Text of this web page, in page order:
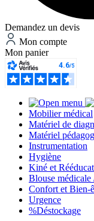
Demandez un devis
Mon compte
Mon panier
Mobilier médical
Matériel de
Matériel
Instrumentation
Hygiène
Kiné et
Blouse médicale
Confort et Bien-
Urgence
%Déstockage